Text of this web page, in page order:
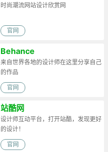
时尚潮流网站设计欣赏网
官网
Behance
来自世界各地的设计师在这里分享自己
的作品
官网
站酷网
设计师互动平台，打开站酷，发现更好
的设计！
官网